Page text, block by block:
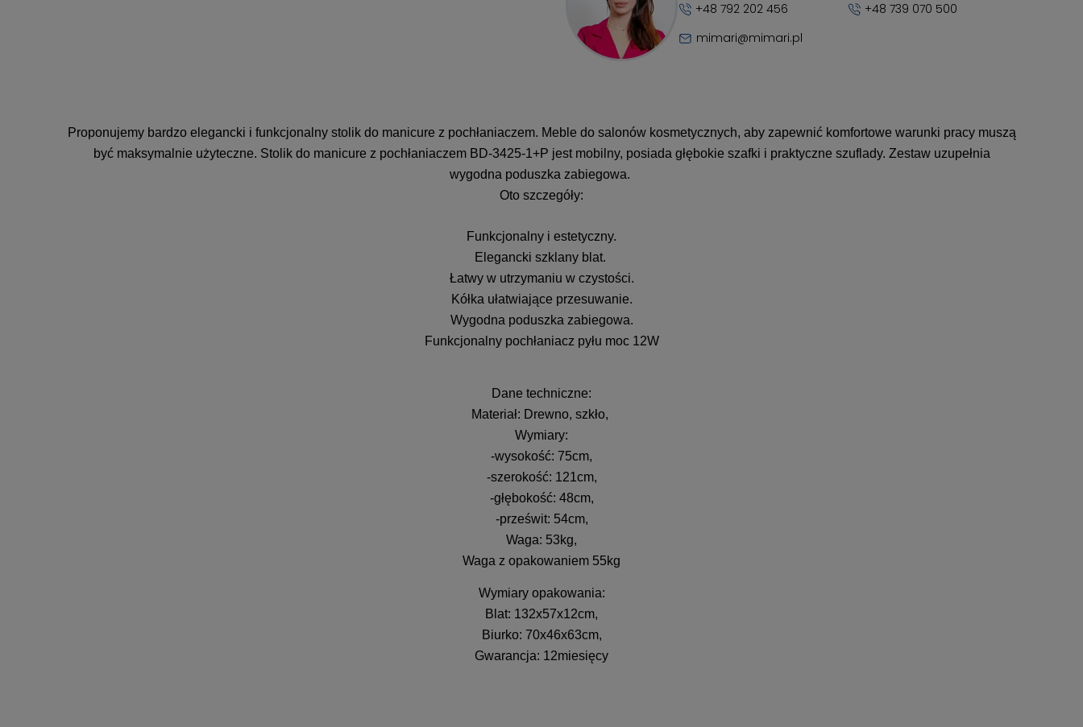
+48 792 202 456
+48 739 070 500
mimari@mimari.pl
Proponujemy bardzo elegancki i funkcjonalny stolik do manicure z pochłaniaczem. Meble do salonów kosmetycznych, aby zapewnić komfortowe warunki pracy muszą
być maksymalnie użyteczne. Stolik do manicure z pochłaniaczem BD-3425-1+P jest mobilny, posiada głębokie szafki i praktyczne szuflady. Zestaw uzupełnia
wygodna poduszka zabiegowa.
Oto szczegóły:
Funkcjonalny i estetyczny.
Elegancki szklany blat.
Łatwy w utrzymaniu w czystości.
Kółka ułatwiające przesuwanie.
Wygodna poduszka zabiegowa.
Funkcjonalny pochłaniacz pyłu moc 12W
Dane techniczne:
Materiał: Drewno, szkło,
Wymiary:
-wysokość: 75cm,
-szerokość: 121cm,
-głębokość: 48cm,
-prześwit: 54cm,
Waga: 53kg,
Waga z opakowaniem 55kg
Wymiary opakowania:
Blat: 132x57x12cm,
Biurko: 70x46x63cm,
Gwarancja: 12miesięcy